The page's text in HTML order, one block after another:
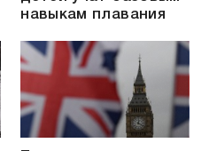
навыкам плавания